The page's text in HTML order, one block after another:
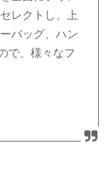
レクトし、上
バッグ、ハン
で、様々なフ